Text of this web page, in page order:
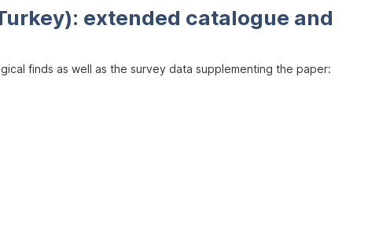
extended catalogue and
finds as well as the survey data supplementing the paper: